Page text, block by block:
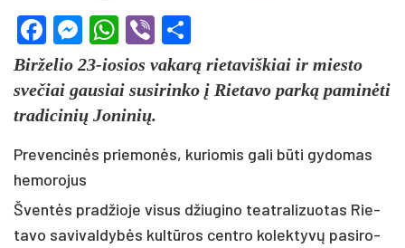
Facebook
Messenger
WhatsApp
Viber
Bir­že­lio 23-io­sios va­karą rie­ta­viš­kiai ir mies­to
sve­čiai gau­siai su­si­rin­ko į Rie­ta­vo par­ką pa­minė­ti
tra­di­ci­nių Jo­ni­nių.
Prevencinės priemonės, kuriomis gali būti gydomas
hemorojus
Šventės pra­džio­je vi­sus džiu­gi­no teat­ra­li­zuo­tas Rie­
ta­vo sa­vi­val­dybės kultū­ros cent­ro ko­lek­tyvų pa­si­ro­